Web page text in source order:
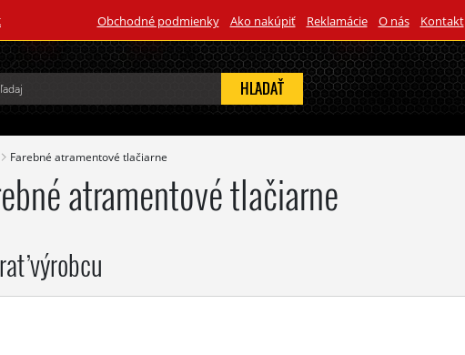
Obchodné podmienky Ako nakúpiť Reklamácie O nás Kontakt
HĽADAŤ
Farebné atramentové tlačiarne
atramentové tlačiarne
výrobcu